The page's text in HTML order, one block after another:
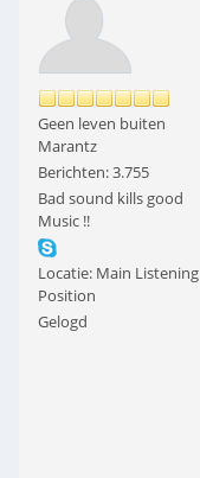
Geen leven buiten
Marantz
Berichten: 3.755
Bad sound kills good
Music !!
Locatie: Main Listening
Position
Gelogd